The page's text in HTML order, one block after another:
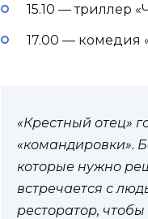
15.10 — триллер
17.00 — комедия
«Крестный отец»
«командировки».
которые нужно
встречается с
ресторатор,